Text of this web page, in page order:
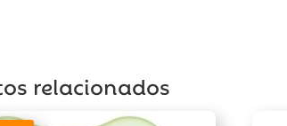
relacionados